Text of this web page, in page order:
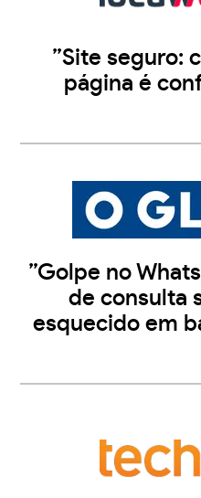
”Site seguro:
página é
”Golpe no
de consulta
esquecido em